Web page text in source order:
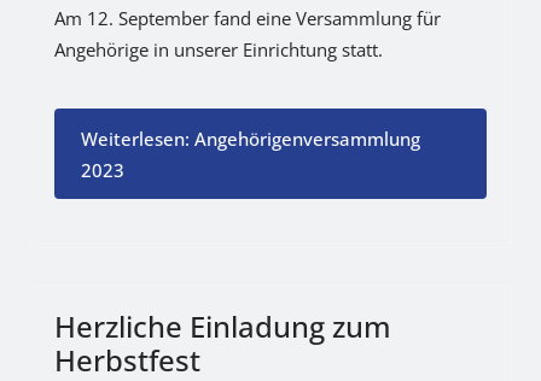
Am 12. September fand eine Versammlung für
Angehörige in unserer Einrichtung statt.
Weiterlesen: Angehörigenversammlung
2023
Herzliche Einladung zum
Herbstfest